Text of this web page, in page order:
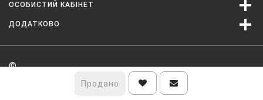
Продано
ОСОБИСТИЙ КАБІНЕТ
ДОДАТКОВО
©